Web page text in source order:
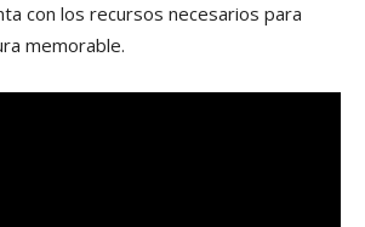
con los recursos necesarios para
memorable.